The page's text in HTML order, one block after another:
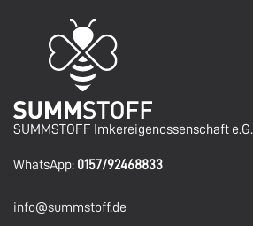
SUMMSTOFF Imkereigenossenschaft e.G.
WhatsApp: 0157/92468833
info@summstoff.de